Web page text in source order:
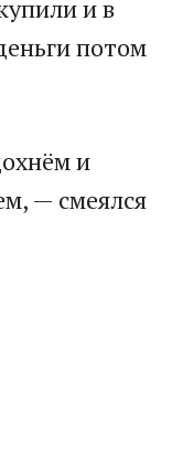
и в
потом
и
— смеялся